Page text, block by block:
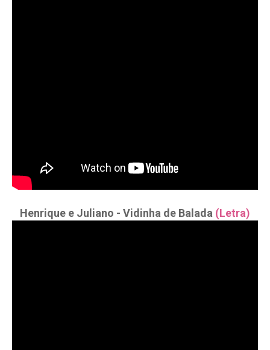
Henrique e Juliano - Vidinha de Balada (Letra)